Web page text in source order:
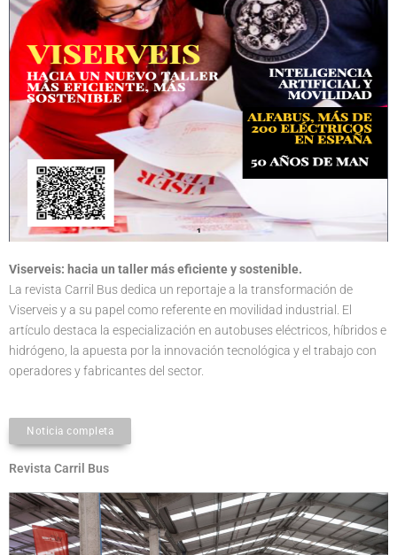
Viserveis: hacia un taller más eficiente y sostenible.
La revista Carril Bus dedica un reportaje a la transformación de
Viserveis y a su papel como referente en movilidad industrial. El
artículo destaca la especialización en autobuses eléctricos, híbridos e
hidrógeno, la apuesta por la innovación tecnológica y el trabajo con
operadores y fabricantes del sector.
Noticia completa
Revista Carril Bus